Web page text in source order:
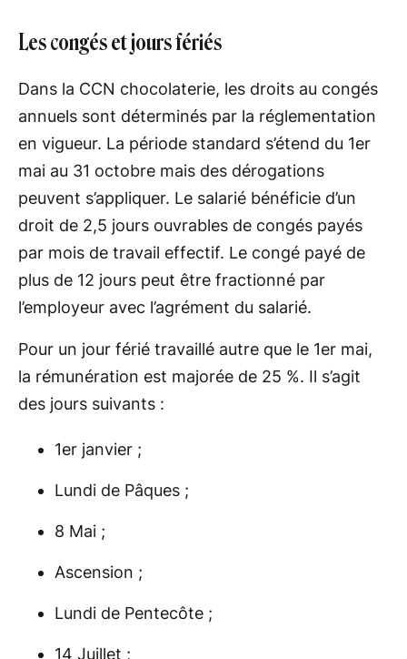
Les congés et jours fériés
Dans la CCN chocolaterie, les droits au congés
annuels sont déterminés par la réglementation
en vigueur. La période standard s’étend du 1er
mai au 31 octobre mais des dérogations
peuvent s’appliquer. Le salarié bénéficie d’un
droit de 2,5 jours ouvrables de congés payés
par mois de travail effectif. Le congé payé de
plus de 12 jours peut être fractionné par
l’employeur avec l’agrément du salarié.
Pour un jour férié travaillé autre que le 1er mai,
la rémunération est majorée de 25 %. Il s’agit
des jours suivants :
1er janvier ;
Lundi de Pâques ;
8 Mai ;
Ascension ;
Lundi de Pentecôte ;
14 Juillet ;